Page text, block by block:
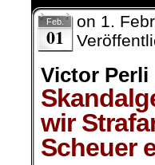
Feb.
01
on 1.
Victor Perli
wir
Scheuer